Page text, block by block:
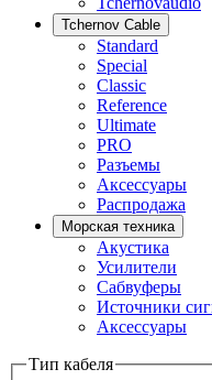
Tchernov Cable
Standard
Special
Classic
Reference
Ultimate
PRO
Разъемы
Аксессуары
Распродажа
Морская техника
Акустика
Усилители
Сабвуферы
Источники
Аксессуары
Тип кабеля